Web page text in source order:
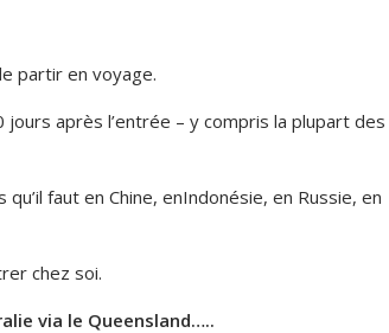
partir en voyage.
après l’entrée – y compris la plupart des
faut en Chine, enIndonésie, en Russie, en
chez soi.
via le Queensland…..